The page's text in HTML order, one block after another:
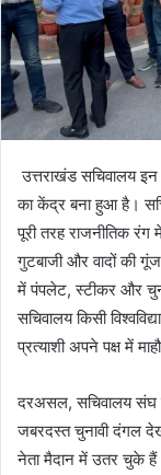
उत्तराखंड सचिवालय इन
का केंद्र बना हुआ है।
पूरी तरह राजनीतिक रंग
गुटबाजी और वादों की गूंज
में पंपलेट, स्टीकर और
सचिवालय किसी
प्रत्याशी अपने पक्ष में
दरअसल, सचिवालय संघ
जबरदस्त चुनावी दंगल
नेता मैदान में उतर चुके